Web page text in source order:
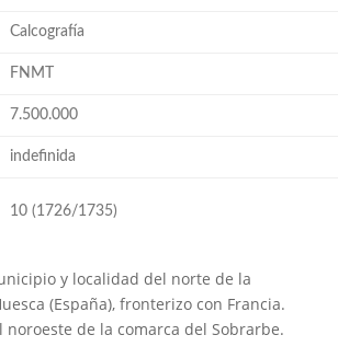
Calcografía
FNMT
7.500.000
indefinida
10 (1726/1735)
y localidad del norte de la
(España), fronterizo con Francia.
noroeste de la comarca del Sobrarbe.